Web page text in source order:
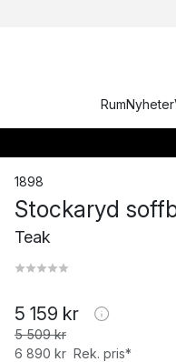
RumNyheter
1898
Stockaryd
Teak
5 159 kr
5 509 kr
6 890 kr Rek. pris*